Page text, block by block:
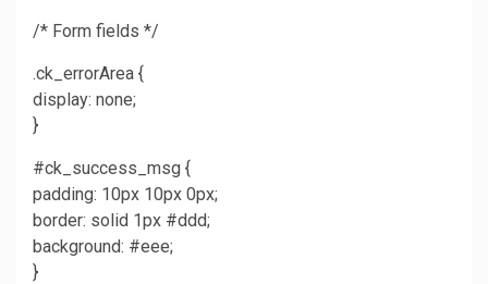
/* Form fields */
.ck_errorArea {
display: none;
}
#ck_success_msg {
padding: 10px 10px 0px;
border: solid 1px #ddd;
background: #eee;
}